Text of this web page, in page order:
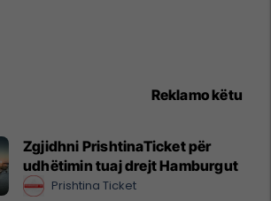
Reklamo këtu
Zgjidhni PrishtinaTicket për
udhëtimin tuaj drejt Hamburgut
Prishtina Ticket